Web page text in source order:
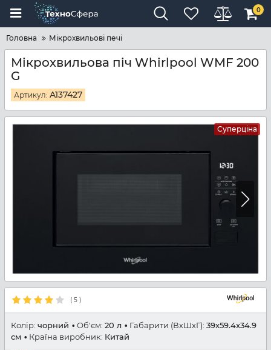
0
Головна Мікрохвильові печі
Мікрохвильова піч Whirlpool WMF 200
G
Артикул: A137427
Суперціна
( 5 )
Колір: чорний Об'єм: 20 л Габарити (ВхШхГ): 39x59.4x34.9
см
Країна виробник: Китай